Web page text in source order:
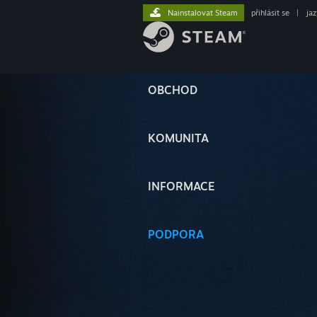
OBCHOD
KOMUNITA
INFORMACE
PODPORA
Nainstalovat Steam přihlásit se